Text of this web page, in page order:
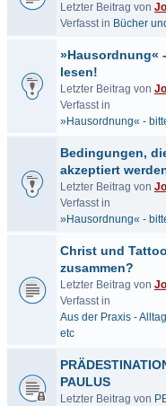
Letzter Beitrag von
Verfasst in Bücher
»Hausordnung«
lesen!
Letzter Beitrag von
Verfasst in
»Hausordnung« -
Bedingungen,
akzeptiert
Letzter Beitrag von
Verfasst in
»Hausordnung« -
Christ und
zusammen?
Letzter Beitrag von
Verfasst in
Aus der Praxis -
etc
PAULUS
Letzter Beitrag von